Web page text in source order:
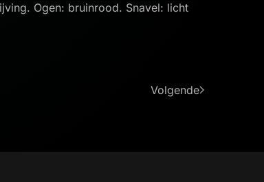
Ogen: bruinrood. Snavel: licht
Volgende